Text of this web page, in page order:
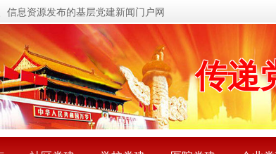
息资源发布的基层党建新闻门户网
传递
关注